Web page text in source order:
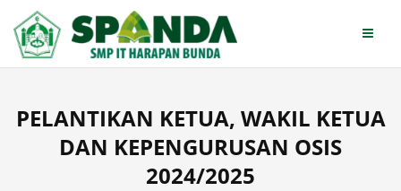
content
PELANTIKAN KETUA, WAKIL KETUA
DAN KEPENGURUSAN OSIS
2024/2025